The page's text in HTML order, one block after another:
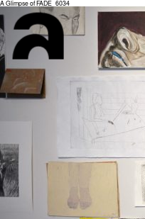
A Glimpse of FADE_6034